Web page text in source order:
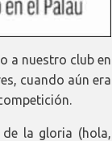
a nuestro club en
cuando aún era
la gloria (hola,